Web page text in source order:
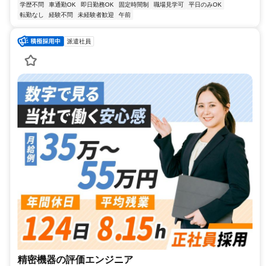
学歴不問
車通勤OK 即日勤務OK 固定時間制 職場見学可
平日のみOK
転勤なし
経験不問 未経験者歓迎 午前
派遣社員
精密機器の評価エンジニア